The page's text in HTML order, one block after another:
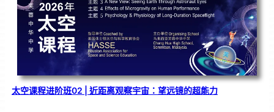
太空课程进阶班02 | 近距离观察宇宙：望远镜的超能力